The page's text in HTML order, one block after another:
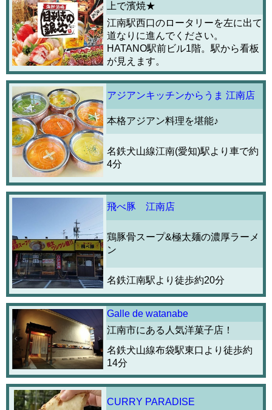
上で濱焼★
江南駅西口のロータリーを左に出て
道なりに進んでください。
HATANO駅前ビル1階。駅から看板
が見えます。
アジアンキッチンからうま 江南店
本格アジアン料理を堪能♪
名鉄犬山線江南(愛知)駅より車で約
4分
飛べ豚 江南店
鶏豚骨スープ&極太麺の濃厚ラーメ
ン
名鉄江南駅より徒歩約20分
Galle de watanabe
江南市にある人気洋菓子店！
名鉄犬山線布袋駅東口より徒歩約
14分
CURRY PARADISE